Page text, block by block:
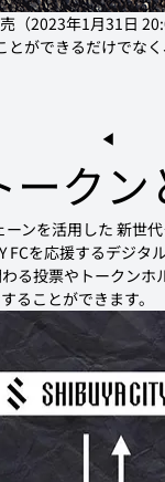
（2023年1月31日
とができるだけでな
◀︎
ーク
ーンを活用した 新
FCを応援するデジタ
る投票やトークン
ることができます。